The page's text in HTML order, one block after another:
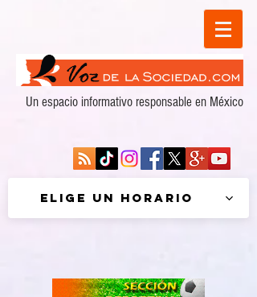
Un espacio informativo responsable en México
Elige un horario